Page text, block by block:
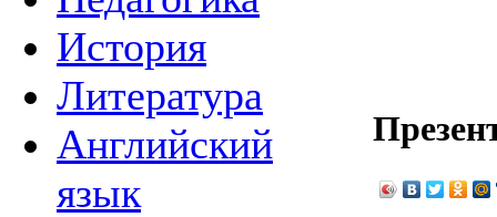
История
Литература
Английский
язык